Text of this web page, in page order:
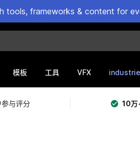
tools, frameworks & content for
模板 工具 VFX
参与评分 10万